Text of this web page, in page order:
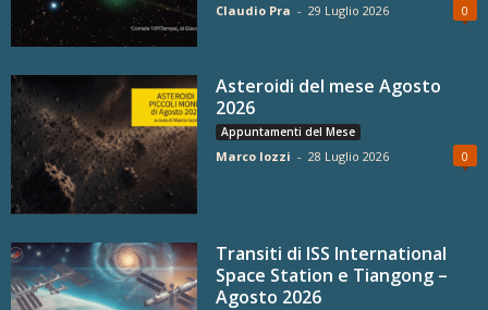
Claudio Pra - 29 Luglio 2026 0
Asteroidi del mese Agosto
2026
Appuntamenti del Mese
Marco Iozzi - 28 Luglio 2026 0
Transiti di ISS International
Space Station e Tiangong –
Agosto 2026